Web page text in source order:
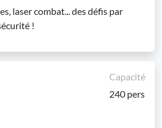
laser combat... des défis par
!
Capacité
240 pers